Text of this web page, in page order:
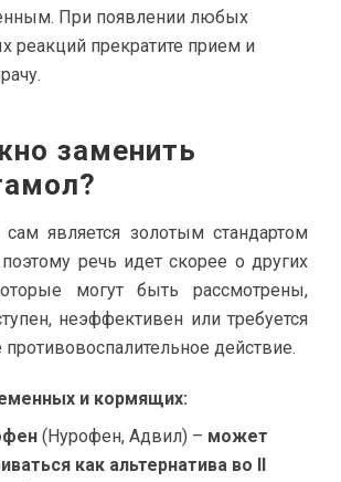
При появлении любых
реакций прекратите прием и
заменить
сам является золотым стандартом
поэтому речь идет скорее о других
могут быть рассмотрены,
неэффективен или требуется
действие.
и кормящих:
(Нурофен, Адвил) – может
как альтернатива во II